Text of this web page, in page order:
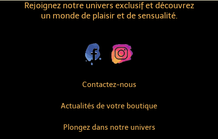
Contactez-nous
Actualités de votre boutique
Rejoignez notre univers exclusif et découvrez
un monde de plaisir et de sensualité.
Plongez dans notre univers